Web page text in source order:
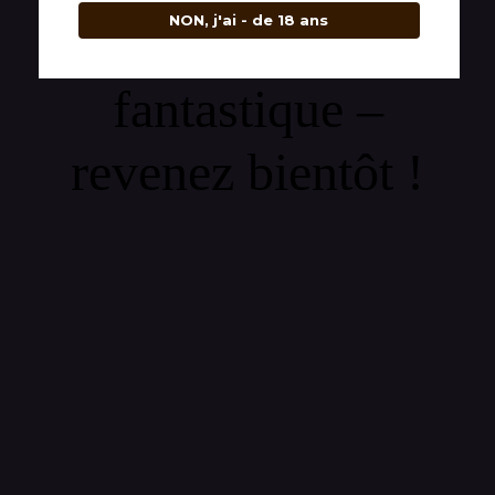
quelque chose de
fantastique –
revenez bientôt !
NON, j'ai - de 18 ans